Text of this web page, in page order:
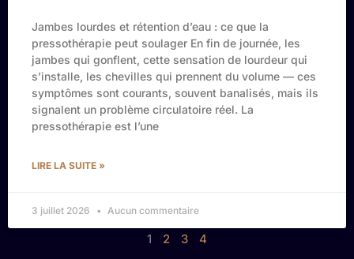
Jambes lourdes et rétention d’eau : ce que la
pressothérapie peut soulager En fin de journée, les
jambes qui gonflent, cette sensation de lourdeur qui
s’installe, les chevilles qui prennent du volume — ces
symptômes sont courants, souvent banalisés, mais ils
signalent un problème circulatoire réel. La
pressothérapie est l’une
LIRE LA SUITE »
3 juillet 2026 Aucun commentaire
1 2 3 4